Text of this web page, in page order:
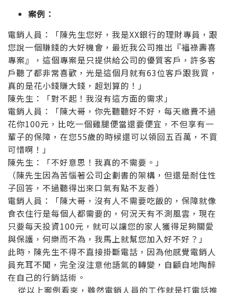
案例：
電銷人員：「陳先生您好，我是XX銀行的理財專員，跟
您說一個賺錢的大好機會，最近我公司推出『福祿壽喜
專案』，這個專案是只提供給公司的優質客戶，許多客
戶聽了都非常喜歡，光是這個月就有63位客戶跟我買，
真的是花小錢賺大錢，超划算的！」
陳先生：「對不起！我沒有這方面的需求」
電銷人員：「陳大哥，你先聽聽好不好，每天繳費不過
花你100元，比吃一個雞腿便當還要便宜，不但享有一
輩子的保障，在您55歲的時候還可以領回五百萬，不買
可惜啊！」
陳先生：「不好意思！我真的不需要。」
（陳先生因為苦惱著公司企劃書的架構，但還是耐住性
子回答，不過聽得出來口氣有點不友善）
電銷人員：「陳大哥，沒有人不需要吃飯的，保障就像
食衣住行是每個人都需要的，何況天有不測風雲，現在
只要每天投資100元，就可以讓您的家人獲得足夠關愛
與保護，何樂而不為，我馬上就幫您加入好不好？」
此時，陳先生不得不直接掛斷電話，因為他感覺電銷人
員充耳不聞，完全沒注意他語氣的轉變，自顧自地陶醉
在自己的行銷話術。
從以上案例看來，雖然電銷人員的工作就是打電話推